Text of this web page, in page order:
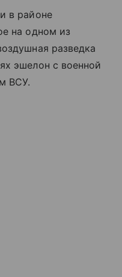
в районе
на одном из
разведка
эшелон с военной
ВСУ.